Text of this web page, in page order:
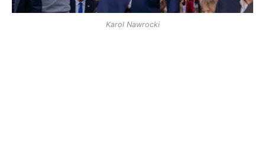
Karol Nawrocki